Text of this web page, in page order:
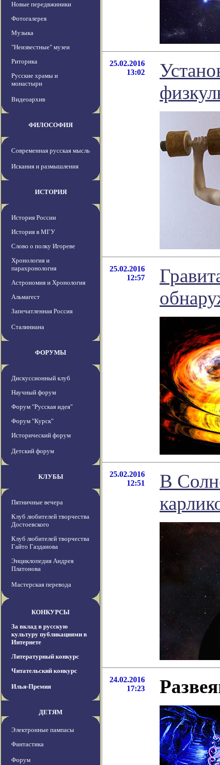
Новые передвжиники
Фотогалерея
Музыка
"Неизвестные" музеи
Риторика
Русские храмы и
монастыри
Видеоархив
ФИЛОСОФИЯ
Современная русская мысль
Искания и размышления
ИСТОРИЯ
История России
История в МГУ
Слово о полку Игореве
Хронология и
парахронология
Астрономия и Хронология
Альмагест
Запечатленная Россия
Сталиниана
ФОРУМЫ
Дискуссионный клуб
Научный форум
Форум "Русская идея"
Форум "Курск"
Исторический форум
Детский форум
КЛУБЫ
Пятничные вечера
Клуб любителей творчества
Достоевского
Клуб любителей творчества
Гайто Газданова
Энциклопедия Андрея
Платонова
Мастерская перевода
КОНКУРСЫ
За вклад в русскую
культуру публикациями в
Интернете
Литературный конкурс
Читательский конкурс
Илья-Премия
ДЕТЯМ
Электронные пампасы
Фантастика
Форум
25.02.2016
13:02
25.02.2016
12:57
25.02.2016
12:51
В
24.02.2016
17:23